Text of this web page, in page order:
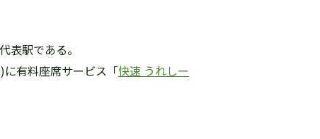
駅である。
有料座席サービス「快速 うれしー